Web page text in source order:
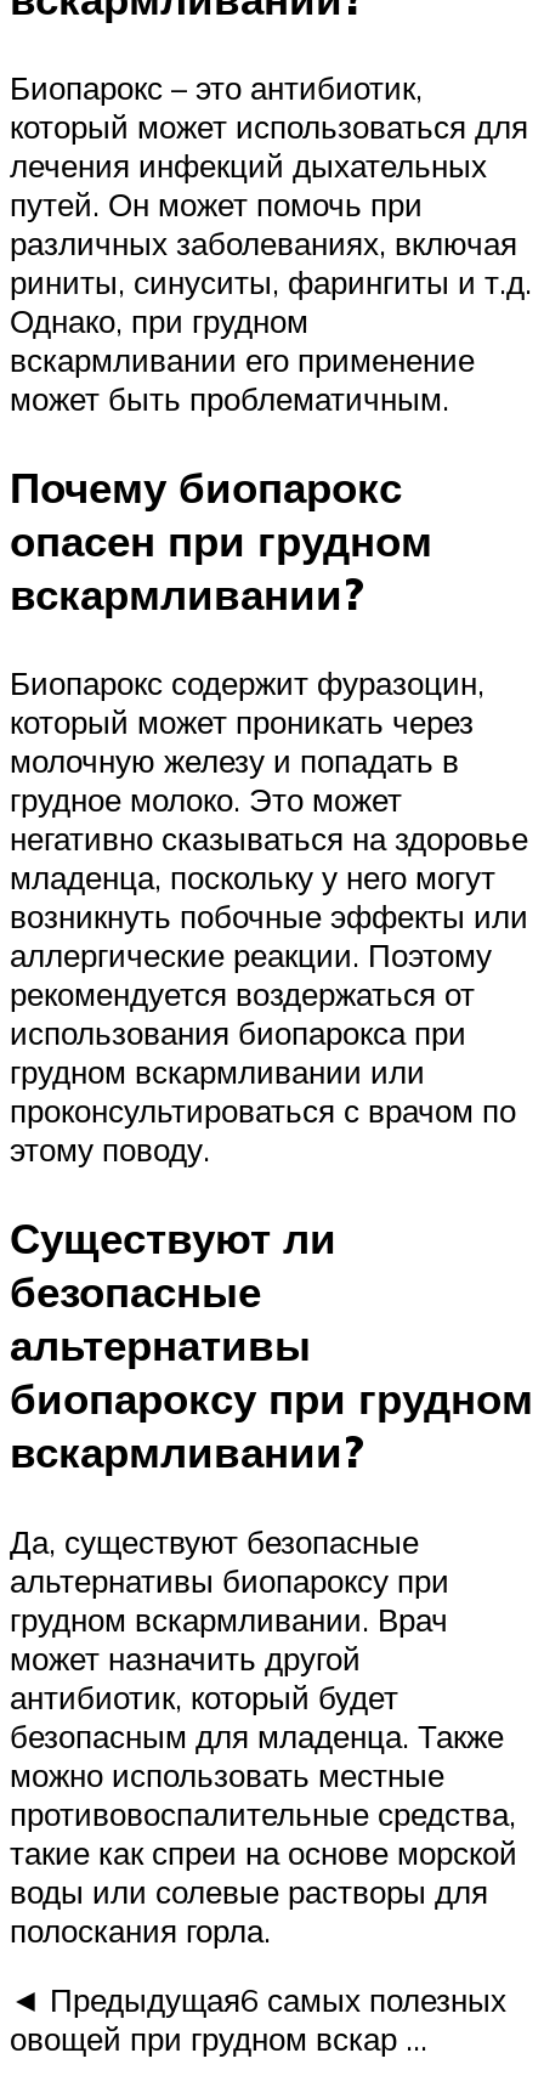
Биопарокс – это антибиотик,
который может использоваться для
лечения инфекций дыхательных
путей. Он может помочь при
различных заболеваниях, включая
риниты, синуситы, фарингиты и т.д.
Однако, при грудном
вскармливании его применение
может быть проблематичным.
Почему биопарокс
опасен при грудном
вскармливании?
Биопарокс содержит фуразоцин,
который может проникать через
молочную железу и попадать в
грудное молоко. Это может
негативно сказываться на здоровье
младенца, поскольку у него могут
возникнуть побочные эффекты или
аллергические реакции. Поэтому
рекомендуется воздержаться от
использования биопарокса при
грудном вскармливании или
проконсультироваться с врачом по
этому поводу.
Существуют ли
безопасные
альтернативы
биопароксу при грудном
вскармливании?
Да, существуют безопасные
альтернативы биопароксу при
грудном вскармливании. Врач
может назначить другой
антибиотик, который будет
безопасным для младенца. Также
можно использовать местные
противовоспалительные средства,
такие как спреи на основе морской
воды или солевые растворы для
полоскания горла.
◄ Предыдущая6 самых полезных
овощей при грудном вскар …